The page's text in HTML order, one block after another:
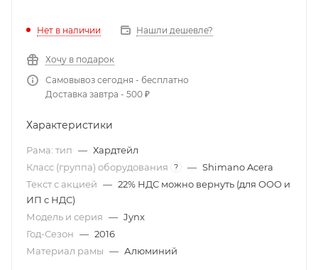
Нет в наличии Нашли дешевле?
Хочу в подарок
Самовывоз сегодня - бесплатно
Доставка завтра - 500 ₽
Характеристики
Рама: тип — Хардтейл
Класс (группа) оборудования
? — Shimano Acera
Текст с акцией — 22% НДС можно вернуть (для ООО и
ИП с НДС)
Модель и серия — Jynx
Год-Сезон — 2016
Материал рамы — Алюминий